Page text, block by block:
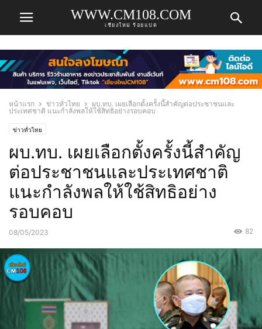
WWW.CM108.COM
เชียงใหม่ ร้อยแปด
หน้าแรก ข่าวทั่วไทย
ผบ.ทบ. เผยเลือกตั้งครั้งนี้สำคัญต่อประชาชนและ
ประเทศชาติ แนะกำลังพลให้ใช้สิทธิอย่างรอบคอบ
ข่าวทั่วไทย
ผบ.ทบ. เผยเลือกตั้งครั้งนี้สำคัญ
ต่อประชาชนและประเทศชาติ
แนะกำลังพลให้ใช้สิทธิอย่าง
รอบคอบ
08/05/2023 82